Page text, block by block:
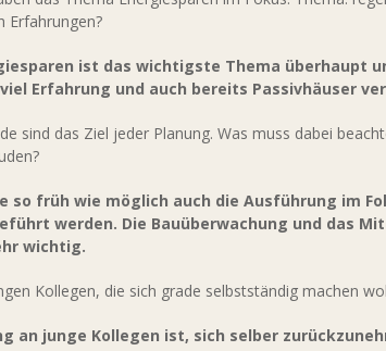
Erfahrungen?
ist das wichtigste Thema überhaupt
Erfahrung und auch bereits Passivhäuser
sind das Ziel jeder Planung. Was muss dabei
so früh wie möglich auch die Ausführung im
werden. Die Bauüberwachung und das
wichtig.
Kollegen, die sich grade selbstständig machen
an junge Kollegen ist, sich selber